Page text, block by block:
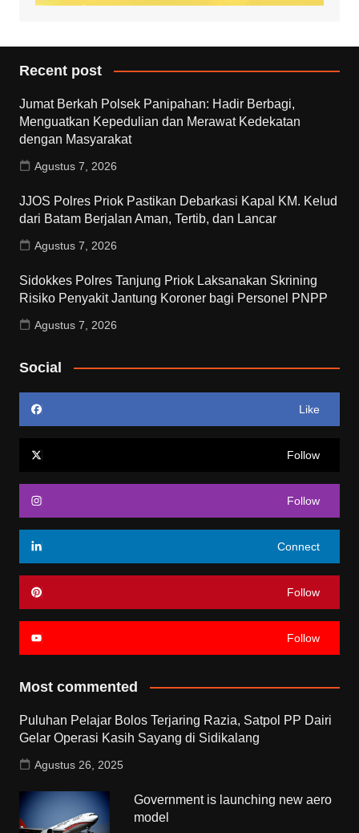
Recent post
Jumat Berkah Polsek Panipahan: Hadir Berbagi,
Menguatkan Kepedulian dan Merawat Kedekatan
dengan Masyarakat
Agustus 7, 2026
JJOS Polres Priok Pastikan Debarkasi Kapal KM. Kelud
dari Batam Berjalan Aman, Tertib, dan Lancar
Agustus 7, 2026
Sidokkes Polres Tanjung Priok Laksanakan Skrining
Risiko Penyakit Jantung Koroner bagi Personel PNPP
Agustus 7, 2026
Social
Like
Follow
Follow
Connect
Follow
Follow
Most commented
Puluhan Pelajar Bolos Terjaring Razia, Satpol PP Dairi
Gelar Operasi Kasih Sayang di Sidikalang
Agustus 26, 2025
Government is launching new aero
model